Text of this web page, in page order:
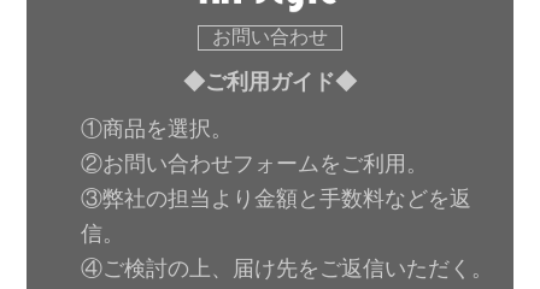
お問い合わせ
◆ご利用ガイド◆
①商品を選択。
②お問い合わせフォームをご利用。
③弊社の担当より金額と手数料などを返
信。
④ご検討の上、届け先をご返信いただく。